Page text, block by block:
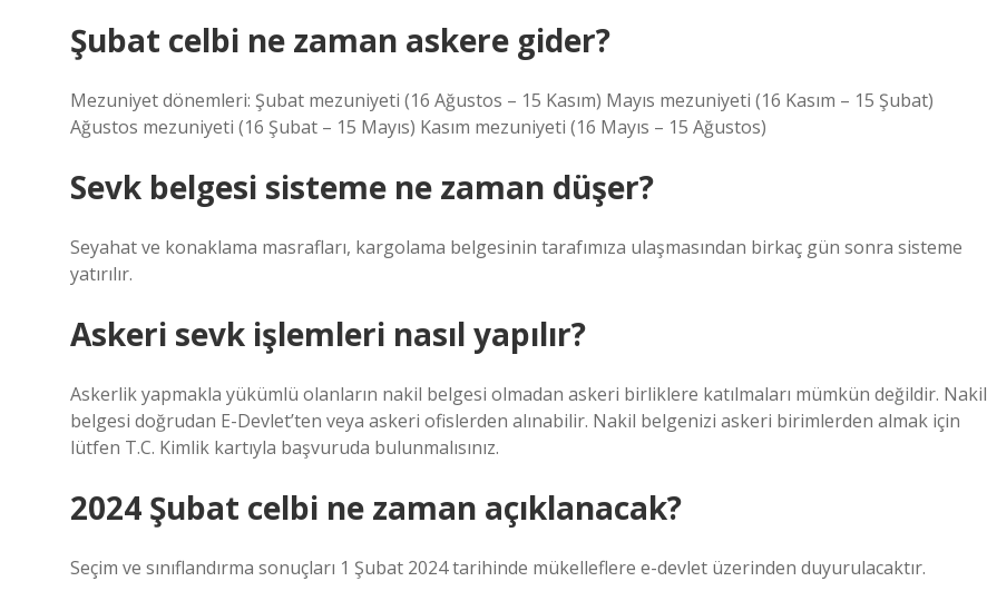
Şubat celbi ne zaman askere gider?
Mezuniyet dönemleri: Şubat mezuniyeti (16 Ağustos – 15 Kasım) Mayıs mezuniyeti (16 Kasım – 15 Şubat)
Ağustos mezuniyeti (16 Şubat – 15 Mayıs) Kasım mezuniyeti (16 Mayıs – 15 Ağustos)
Sevk belgesi sisteme ne zaman düşer?
Seyahat ve konaklama masrafları, kargolama belgesinin tarafımıza ulaşmasından birkaç gün sonra sisteme
yatırılır.
Askeri sevk işlemleri nasıl yapılır?
Askerlik yapmakla yükümlü olanların nakil belgesi olmadan askeri birliklere katılmaları mümkün değildir. Nakil
belgesi doğrudan E-Devlet’ten veya askeri ofislerden alınabilir. Nakil belgenizi askeri birimlerden almak için
lütfen T.C. Kimlik kartıyla başvuruda bulunmalısınız.
2024 Şubat celbi ne zaman açıklanacak?
Seçim ve sınıflandırma sonuçları 1 Şubat 2024 tarihinde mükelleflere e-devlet üzerinden duyurulacaktır.